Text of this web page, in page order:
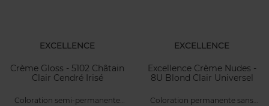
EXCELLENCE
Crème Gloss - 5102 Châtain
Clair Cendré Irisé
Coloration semi-permanente
EXCELLENCE
Excellence Crème Nudes -
8U Blond Clair Universel
Coloration permanente sans